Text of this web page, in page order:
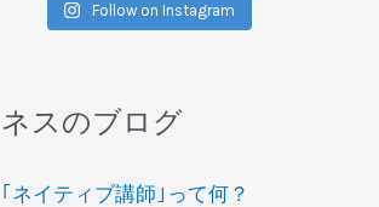
Follow on Instagram
ネスのブログ
｢ネイティブ講師｣って何？